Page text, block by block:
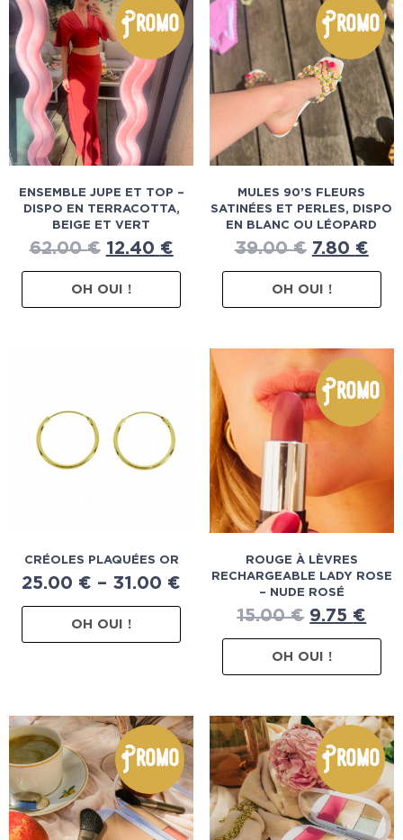
Promo
ENSEMBLE JUPE ET TOP –
DISPO EN TERRACOTTA,
BEIGE ET VERT
62.00€ 12.40 €
OH OUI !
Promo
MULES 90’S FLEURS
SATINÉES ET PERLES, DISPO
EN BLANC OU LÉOPARD
39.00€ 7.80 €
OH OUI !
CRÉOLES PLAQUÉES OR
25.00 € – 31.00 €
OH OUI !
Promo
ROUGE À LÈVRES
RECHARGEABLE LADY ROSE
– NUDE ROSÉ
15.00€ 9.75 €
OH OUI !
Promo Promo